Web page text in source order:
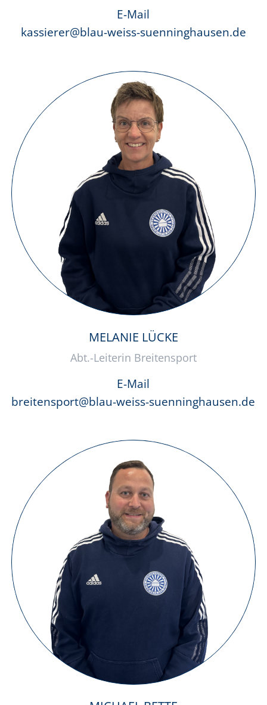
E-Mail
kassierer@blau-weiss-suenninghausen.de
MELANIE LÜCKE
Abt.-Leiterin Breitensport
E-Mail
breitensport@blau-weiss-suenninghausen.de